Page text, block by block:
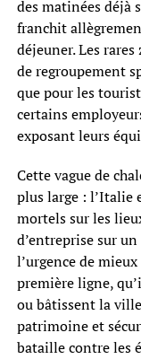
des matinées déjà
franchit
déjeuner. Les
de regroupement
que pour les
certains
exposant leurs
Cette vague de
plus large : l’Italie
mortels sur les
d’entreprise sur
l’urgence de
première ligne,
ou bâtissent la
patrimoine et
bataille contre les